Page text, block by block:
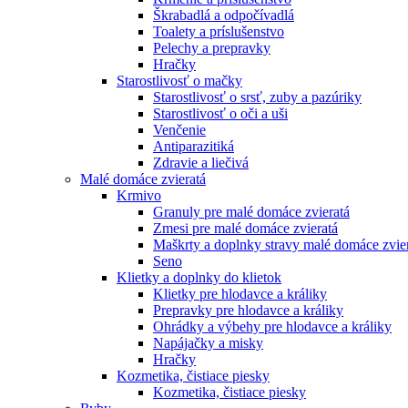
Škrabadlá a odpočívadlá
Toalety а príslušenstvo
Pelechy a prepravky
Hračky
Starostlivosť o mačky
Starostlivosť o srsť, zuby a pazúriky
Starostlivosť o oči a uši
Venčenie
Antiparazitiká
Zdravie a liečivá
Malé domáce zvieratá
Krmivo
Granuly pre malé domáce zvieratá
Zmesi pre malé domáce zvieratá
Maškrty a doplnky stravy malé domáce
Seno
Klietky a doplnky do klietok
Klietky pre hlodavce a králiky
Prepravky pre hlodavce a králiky
Ohrádky a výbehy pre hlodavce a králiky
Napájačky a misky
Hračky
Kozmetika, čistiace piesky
Kozmetika, čistiace piesky